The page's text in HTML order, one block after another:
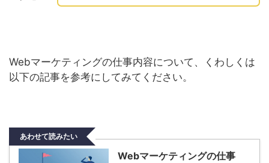
Webマーケティングの仕事内容について、くわしくは
以下の記事を参考にしてみてください。
あわせて読みたい
Webマーケティングの仕事